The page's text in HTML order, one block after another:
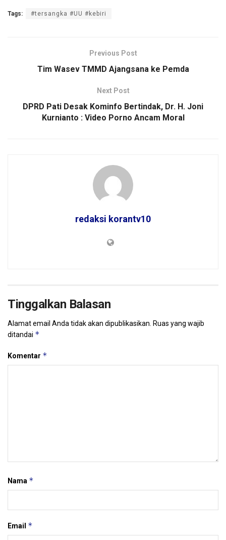
Tags: #tersangka #UU #kebiri
Previous Post
Tim Wasev TMMD Ajangsana ke Pemda
Next Post
DPRD Pati Desak Kominfo Bertindak, Dr. H. Joni
Kurnianto : Video Porno Ancam Moral
redaksi korantv10
Tinggalkan Balasan
Alamat email Anda tidak akan dipublikasikan. Ruas yang wajib
ditandai *
Komentar *
Nama *
Email *